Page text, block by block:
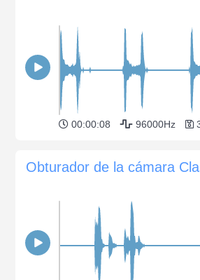
00:00:08 96000Hz
Obturador de la cámara